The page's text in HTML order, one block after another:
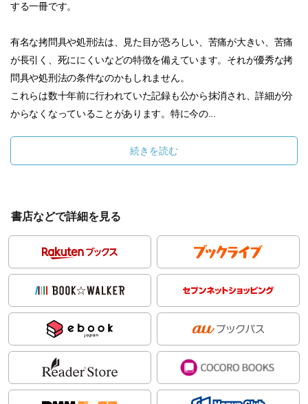
する一冊です。
有名な拷問具や処刑法は、見た目が恐ろしい、苦痛が大きい、苦痛
が長引く、死ににくいなどの特徴を備えています。それが優秀な拷
問具や処刑法の条件なのかもしれません。
これらは数十年前に行われていた記録も公から抹消され、詳細が分
からなくなっていることがあります。特に今の...
続きを読む
書店などで詳細を見る